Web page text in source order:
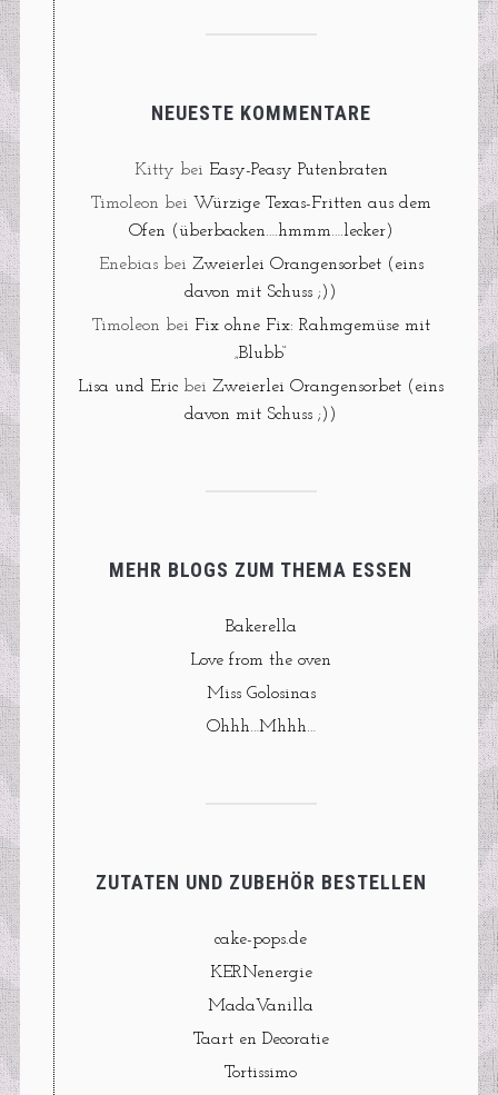
NEUESTE KOMMENTARE
Kitty bei Easy-Peasy Putenbraten
Timoleon bei Würzige Texas-Fritten aus dem
Ofen (überbacken….hmmm….lecker)
Enebiasbei Zweierlei Orangensorbet (eins
davon mit Schuss ;))
Timoleon bei Fix ohne Fix: Rahmgemüse mit
„Blubb“
Lisa und Eric bei Zweierlei Orangensorbet (eins
davon mit Schuss ;))
MEHR BLOGS ZUM THEMA ESSEN
Bakerella
Love from the oven
Miss Golosinas
Ohhh…Mhhh…
ZUTATEN UND ZUBEHÖR BESTELLEN
cake-pops.de
KERNenergie
MadaVanilla
Taart en Decoratie
Tortissimo